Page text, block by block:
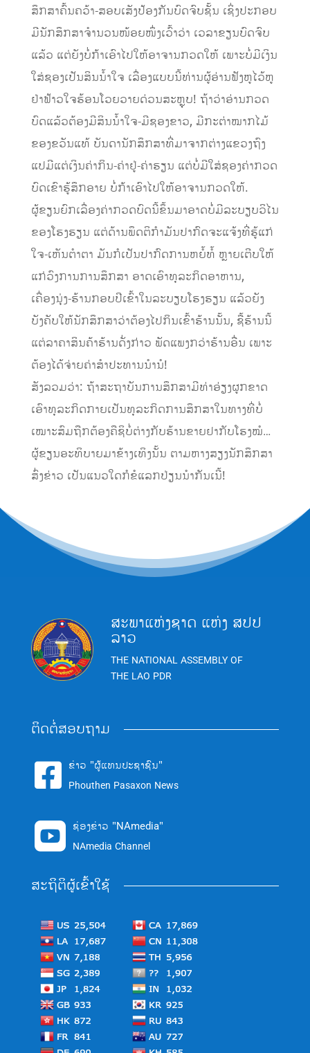
ສຶກສາຄົ້ນຄວ້າ-ສອບເສັງປ້ອງກັນບົດຈົບຊັ້ນ ເຊິ່ງປະກອບ
ມີນັກສຶກສາຈໍານວນໜ້ອຍໜຶ່ງເວົ້າວ່າ ເວລາຂຽນບົດຈົບ
ແລ້ວ ແຕ່ຍັງບໍ່ກ້າເອົາໄປໃຫ້ອາຈານກວດໃຫ້ ເພາະບໍ່ມີເງິນ
ໃສ່ຊອງເປັນສິນນໍ້າໃຈ ເລື່ອງແບບນີ້ທ່ານຜູ້ອ່ານຟັງຫູໄວ້ຫູ
ຢ່າຟ້າວໃຈຮ້ອນໂວຍວາຍດ່ວນສະຫຼຸບ! ຖ້າວ່າອ່ານກວດ
ບົດແລ້ວຕ້ອງມີສິນນໍ້າໃຈ-ມີຊອງຂາວ, ມີກະຕ່າໝາກໄມ້
ຂອງຂວັນແທ້ ບັນດານັກສຶກສາທີ່ມາຈາກຕ່າງແຂວງຖົງ
ແປມີແຕ່ເງິນຄ່າກິນ-ຄ່າຢູ່-ຄ່າຮຽນ ແຕ່ບໍ່ມີໃສ່ຊອງຄ່າກວດ
ບົດເຂົາຮູ້ສຶກອາຍ ບໍ່ກ້າເອົາໄປໃຫ້ອາຈານກວດໃຫ້.
ຜູ້ຂຽນຍົກເລື່ອງຄ່າກວດບົດນີ້ຂຶ້ນມາອາດບໍ່ມີລະບຽບວິໄນ
ຂອງໂຮງຮຽນ ແຕ່ດ້ານພຶດຕິກໍາມັນປາກົດຈະແຈ້ງທີ່ຮູ້ແກ່
ໃຈ-ເຫັນຕໍາຕາ ມັນກໍເປັນປາກົດການຫຍໍ້ທໍ້ ຫຼາຍເຕີບໃຫ້
ແກ່ວົງການການສຶກສາ ອາດເອົາທຸລະກິດອາຫານ,
ເຄື່ອງນຸ່ງ-ຮ້ານກອບປີເຂົ້າໃນລະບຽບໂຮງຮຽນ ແລ້ວຍັງ
ບັງຄັບໃຫ້ນັກສຶກສາວ່າຕ້ອງໄປກິນເຂົ້າຮ້ານນັ້ນ, ຊື້ຮ້ານນີ້
ແຕ່ລາຄາສິນຄ້າຮ້ານດັ່ງກ່າວ ພັດແພງກວ່າຮ້ານອື່ນ ເພາະ
ຕ້ອງໄດ້ຈ່າຍຄ່າສໍາປະທານນໍານໍ!
ສັງລວມວ່າ: ຖ້າສະຖາບັນການສຶກສາມີທ່າອ່ຽງຜູກຂາດ
ເອົາທຸລະກິດກາຍເປັນທຸລະກິດການສຶກສາໃນທາງທີ່ບໍ່
ເໝາະສົມຖືກຕ້ອງຄືຊິບໍ່ຕ່າງກັບຮ້ານຂາຍຢາກັບໂຮງໝໍ…
ຜູ້ຂຽນອະທິບາຍມາຂ້າງເທິງນັ້ນ ຕາມຫາງສຽງນັກສຶກສາ
ສົ່ງຂ່າວ ເປັນແນວໃດກໍຂໍແລກປ່ຽນນໍາກັນເນີ້!
ສະພາແຫ່ງຊາດ ແຫ່ງ ສປປ
ລາວ
THE NATIONAL ASSEMBLY OF
THE LAO PDR
ຕິດຕໍ່ສອບຖາມ
 ຂ່າວ "ຜູ້ແທນປະຊາຊົນ"
Phouthen Pasaxon News
 ຊ່ອງຂ່າວ "NAmedia"
NAmedia Channel
ສະຖິຕິຜູ້ເຂົ້າໃຊ້